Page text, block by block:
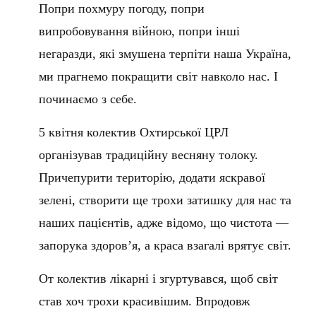
Попри похмуру погоду, попри
випробовування війною, попри інші
негаразди, які змушена терпіти наша Україна,
ми прагнемо покращити світ навколо нас. І
починаємо з себе.
5 квітня колектив Охтирської ЦРЛ
організував традиційну весняну толоку.
Причепурити територію, додати яскравої
зелені, створити ще трохи затишку для нас та
наших пацієнтів, адже відомо, що чистота —
запорука здоров’я, а краса взагалі врятує світ.
От колектив лікарні і згуртувався, щоб світ
став хоч трохи красивішим. Впродовж